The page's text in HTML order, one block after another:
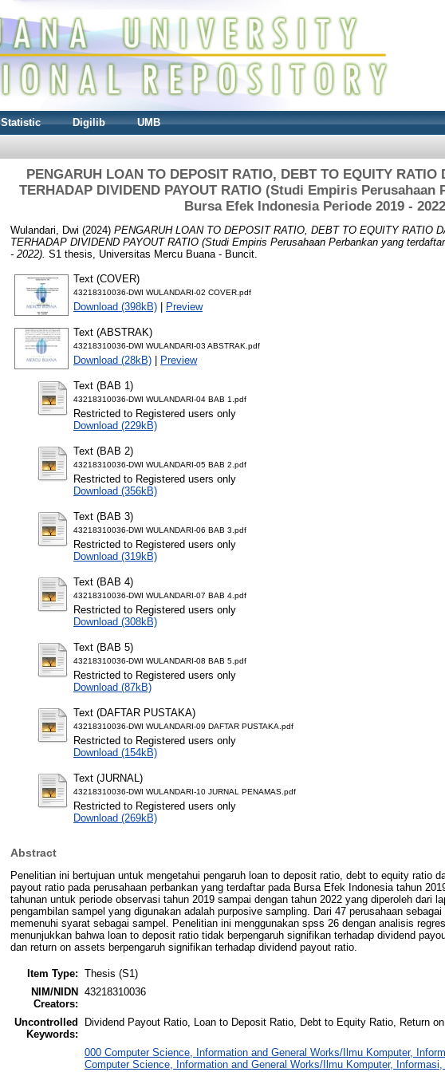
Statistic Digilib UMB
PENGARUH LOAN TO DEPOSIT RATIO, DEBT TO EQUITY RATIO
TERHADAP DIVIDEND PAYOUT RATIO (Studi Empiris
Bursa Efek Indonesia Periode 2019 -
Wulandari, Dwi (2024) PENGARUH LOAN TO DEPOSIT RATIO, DEBT TO EQUITY RATIO
TERHADAP DIVIDEND PAYOUT RATIO (Studi Empiris Perusahaan Perbankan yang
- 2022). S1 thesis, Universitas Mercu Buana - Buncit.
Text (COVER)
43218310036-DWI WULANDARI-02 COVER.pdf
Download (398kB) Preview
Text (ABSTRAK)
43218310036-DWI WULANDARI-03 ABSTRAK.pdf
Download (28kB) Preview
Text (BAB 1)
43218310036-DWI WULANDARI-04 BAB 1.pdf
Restricted to Registered users only
Download (229kB)
Text (BAB 2)
43218310036-DWI WULANDARI-05 BAB 2.pdf
Restricted to Registered users only
Download (356kB)
Text (BAB 3)
43218310036-DWI WULANDARI-06 BAB 3.pdf
Restricted to Registered users only
Download (319kB)
Text (BAB 4)
43218310036-DWI WULANDARI-07 BAB 4.pdf
Restricted to Registered users only
Download (308kB)
Text (BAB 5)
43218310036-DWI WULANDARI-08 BAB 5.pdf
Restricted to Registered users only
Download (87kB)
Text (DAFTAR PUSTAKA)
43218310036-DWI WULANDARI-09 DAFTAR PUSTAKA.pdf
Restricted to Registered users only
Download (154kB)
Text (JURNAL)
43218310036-DWI WULANDARI-10 JURNAL PENAMAS.pdf
Restricted to Registered users only
Download (269kB)
Abstract
Penelitian ini bertujuan untuk mengetahui pengaruh loan to deposit ratio, debt to equity ratio
payout ratio pada perusahaan perbankan yang terdaftar pada Bursa Efek Indonesia tahun
tahunan untuk periode observasi tahun 2019 sampai dengan tahun 2022 yang diperoleh dari
pengambilan sampel yang digunakan adalah purposive sampling. Dari 47 perusahaan
memenuhi syarat sebagai sampel. Penelitian ini menggunakan spss 26 dengan analisis
menunjukkan bahwa loan to deposit ratio tidak berpengaruh signifikan terhadap dividend
dan return on assets berpengaruh signifikan terhadap dividend payout ratio.
Item Type: Thesis (S1)
NIM/NIDN
Creators:
43218310036
Uncontrolled
Keywords:
Dividend Payout Ratio, Loan to Deposit Ratio, Debt to Equity Ratio, Return on
000 Computer Science, Information and General Works/Ilmu Komputer,
Computer Science, Information and General Works/Ilmu Komputer,